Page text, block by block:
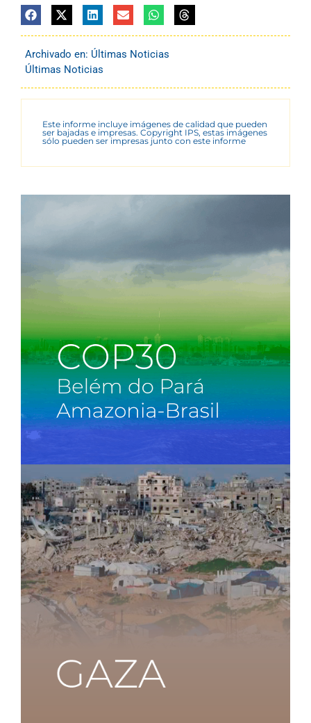
Archivado en: Últimas Noticias
Últimas Noticias
Este informe incluye imágenes de calidad que pueden
ser bajadas e impresas. Copyright IPS, estas imágenes
sólo pueden ser impresas junto con este informe